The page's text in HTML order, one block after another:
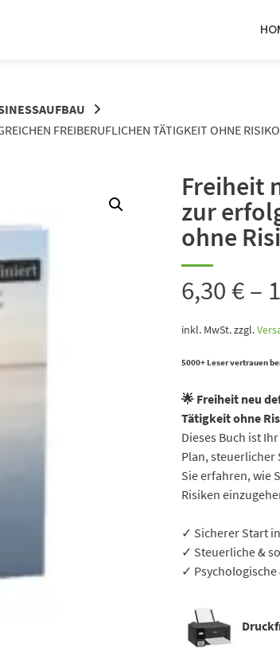
FREIBERUFLICHEN TÄTIGKEIT OHNE RISIKO
Freiheit
zur
ohne
6,30€–
inkl. MwSt.zzgl.
5000+ Leser vertrauen
🌟 Freiheit neu
Tätigkeit ohne
Dieses Buch ist
Plan, steuerlicher
Sie erfahren, wie
Risiken
✓ Sicherer Start
✓ Steuerliche &
✓